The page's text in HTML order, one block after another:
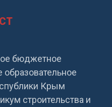
бюджетное
Крым
строительства и